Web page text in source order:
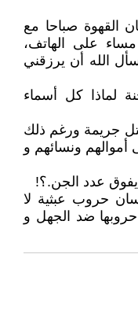
القهوة صباحا مع
مساء على الهاتف،
الله أن يرزقني
لماذا كل أسماء
جريمة ورغم ذلك
أموالهم ونسائهم و
حروب عبثية لا
ضد الجهل و